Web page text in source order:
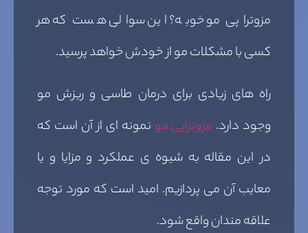
مزوتراپی مو خوبه؟ این سوالی هست که هر
کسی با مشکلات مو از خودش خواهد پرسید.
راه های زیادی برای درمان طاسی و ریزش مو
وجود دارد. مزوتراپی مو نمونه ای از آن است که
در این مقاله به شیوه ی عملکرد و مزایا و یا
معایب آن می پردازیم. امید است که مورد توجه
علاقه مندان واقع شود.